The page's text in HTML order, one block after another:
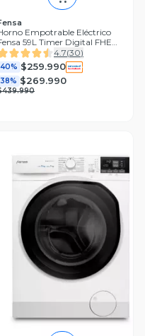
Empotrable Eléctrico
59L Timer Digital FHE
4.7(30)
40% $259.990
38% $269.990